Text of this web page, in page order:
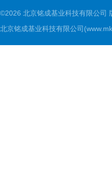
©2026 北京铭成基业科技有限公司
北京铭成基业科技有限公司